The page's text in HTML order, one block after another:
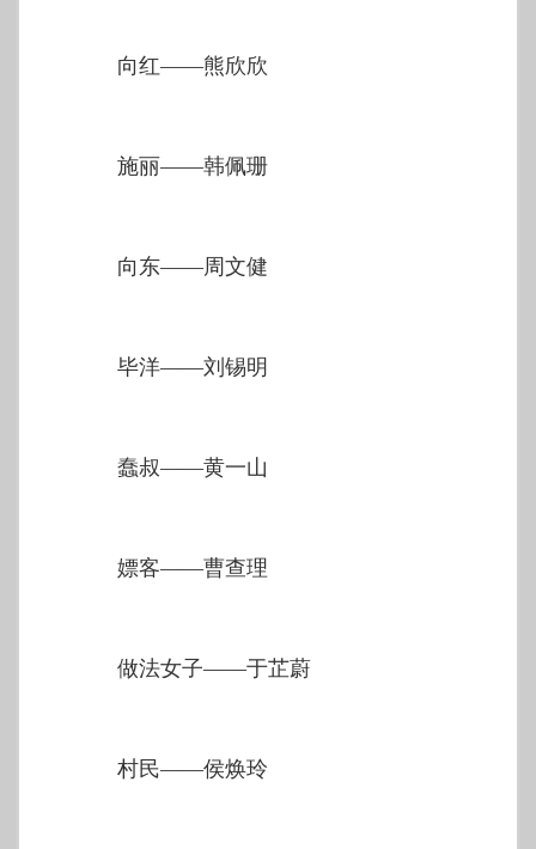
向红——熊欣欣
施丽——韩佩珊
向东——周文健
毕洋——刘锡明
蠢叔——黄一山
嫖客——曹查理
做法女子——于芷蔚
村民——侯焕玲